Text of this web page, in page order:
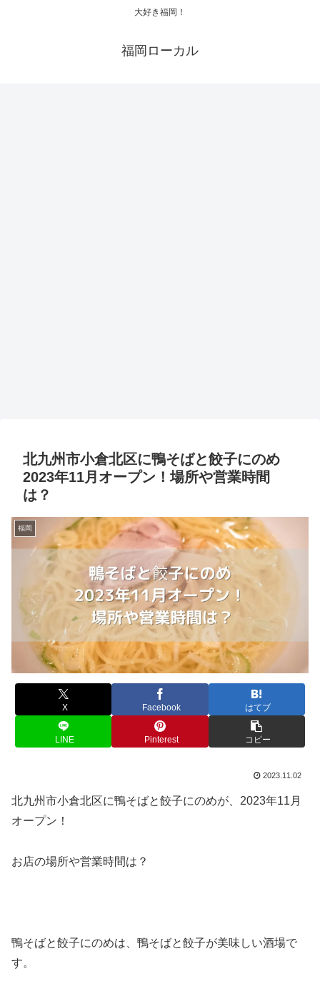
大好き福岡！
福岡ローカル
北九州市小倉北区に鴨そばと餃子にのめ
2023年11月オープン！場所や営業時間
は？
福岡
X Facebook はてブ
LINE Pinterest コピー
2023.11.02
北九州市小倉北区に鴨そばと餃子にのめが、2023年11月
オープン！
お店の場所や営業時間は？
鴨そばと餃子にのめは、鴨そばと餃子が美味しい酒場で
す。